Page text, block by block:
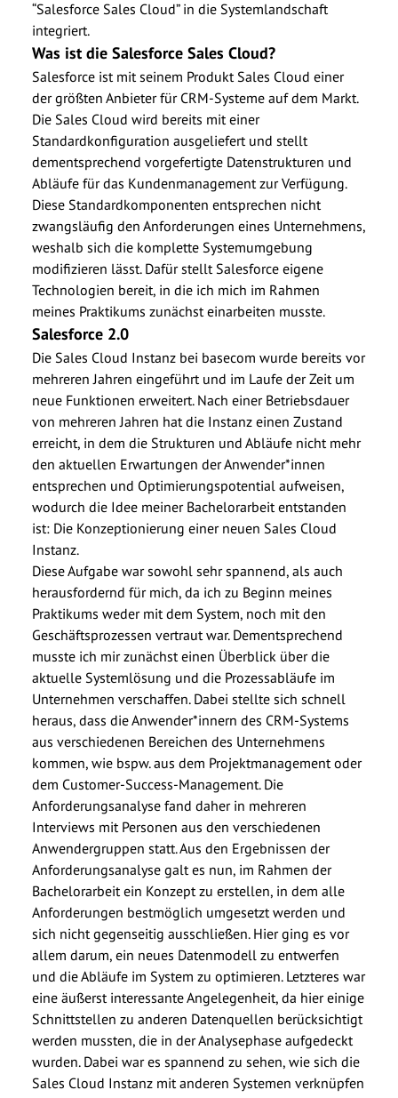
“Salesforce Sales Cloud” in die Systemlandschaft
integriert.
Was ist die Salesforce Sales Cloud?
Salesforce ist mit seinem Produkt Sales Cloud einer
der größten Anbieter für CRM-Systeme auf dem Markt.
Die Sales Cloud wird bereits mit einer
Standardkonfiguration ausgeliefert und stellt
dementsprechend vorgefertigte Datenstrukturen und
Abläufe für das Kundenmanagement zur Verfügung.
Diese Standardkomponenten entsprechen nicht
zwangsläufig den Anforderungen eines Unternehmens,
weshalb sich die komplette Systemumgebung
modifizieren lässt. Dafür stellt Salesforce eigene
Technologien bereit, in die ich mich im Rahmen
meines Praktikums zunächst einarbeiten musste.
Salesforce 2.0
Die Sales Cloud Instanz bei basecom wurde bereits vor
mehreren Jahren eingeführt und im Laufe der Zeit um
neue Funktionen erweitert. Nach einer Betriebsdauer
von mehreren Jahren hat die Instanz einen Zustand
erreicht, in dem die Strukturen und Abläufe nicht mehr
den aktuellen Erwartungen der Anwender*innen
entsprechen und Optimierungspotential aufweisen,
wodurch die Idee meiner Bachelorarbeit entstanden
ist: Die Konzeptionierung einer neuen Sales Cloud
Instanz.
Diese Aufgabe war sowohl sehr spannend, als auch
herausfordernd für mich, da ich zu Beginn meines
Praktikums weder mit dem System, noch mit den
Geschäftsprozessen vertraut war. Dementsprechend
musste ich mir zunächst einen Überblick über die
aktuelle Systemlösung und die Prozessabläufe im
Unternehmen verschaffen. Dabei stellte sich schnell
heraus, dass die Anwender*innern des CRM-Systems
aus verschiedenen Bereichen des Unternehmens
kommen, wie bspw. aus dem Projektmanagement oder
dem Customer-Success-Management. Die
Anforderungsanalyse fand daher in mehreren
Interviews mit Personen aus den verschiedenen
Anwendergruppen statt. Aus den Ergebnissen der
Anforderungsanalyse galt es nun, im Rahmen der
Bachelorarbeit ein Konzept zu erstellen, in dem alle
Anforderungen bestmöglich umgesetzt werden und
sich nicht gegenseitig ausschließen. Hier ging es vor
allem darum, ein neues Datenmodell zu entwerfen
und die Abläufe im System zu optimieren. Letzteres war
eine äußerst interessante Angelegenheit, da hier einige
Schnittstellen zu anderen Datenquellen berücksichtigt
werden mussten, die in der Analysephase aufgedeckt
wurden. Dabei war es spannend zu sehen, wie sich die
Sales Cloud Instanz mit anderen Systemen verknüpfen